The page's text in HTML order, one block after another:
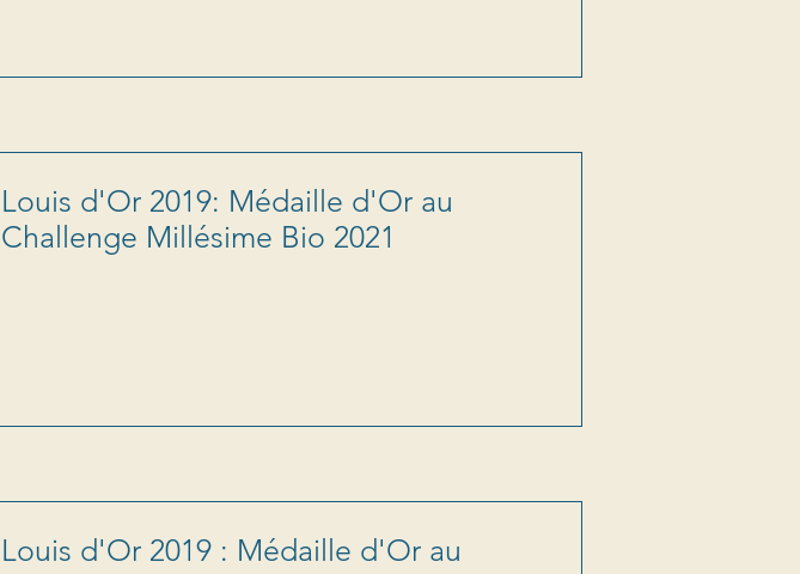
Louis d'Or 2019: Médaille d'Or au
Challenge Millésime Bio 2021
Louis d'Or 2019 : Médaille d'Or au